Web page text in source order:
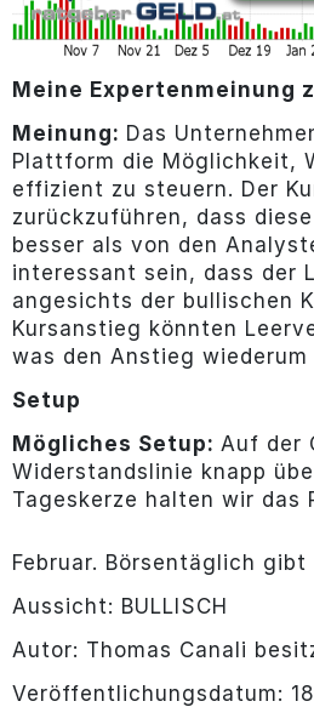
Meine Expertenmeinung
Meinung: Das
Plattform die Möglichkeit,
effizient zu steuern. Der
zurückzuführen, dass
besser als von den
interessant sein, dass der
angesichts der bullischen
Kursanstieg könnten
was den Anstieg
Setup
Mögliches Setup: Auf der
Widerstandslinie knapp
Tageskerze halten wir das
Februar. Börsentäglich
Aussicht: BULLISCH
Autor: Thomas Canali
Veröffentlichungsdatum: